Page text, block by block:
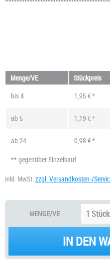
Menge/VE Stückpreis
bis4 1,95 € *
ab 5 1,19 € *
ab24 0,98 € *
** gegenüber Einzelkauf
inkl. MwSt. zzgl. Versandkosten-/
MENGE/VE
IN DEN